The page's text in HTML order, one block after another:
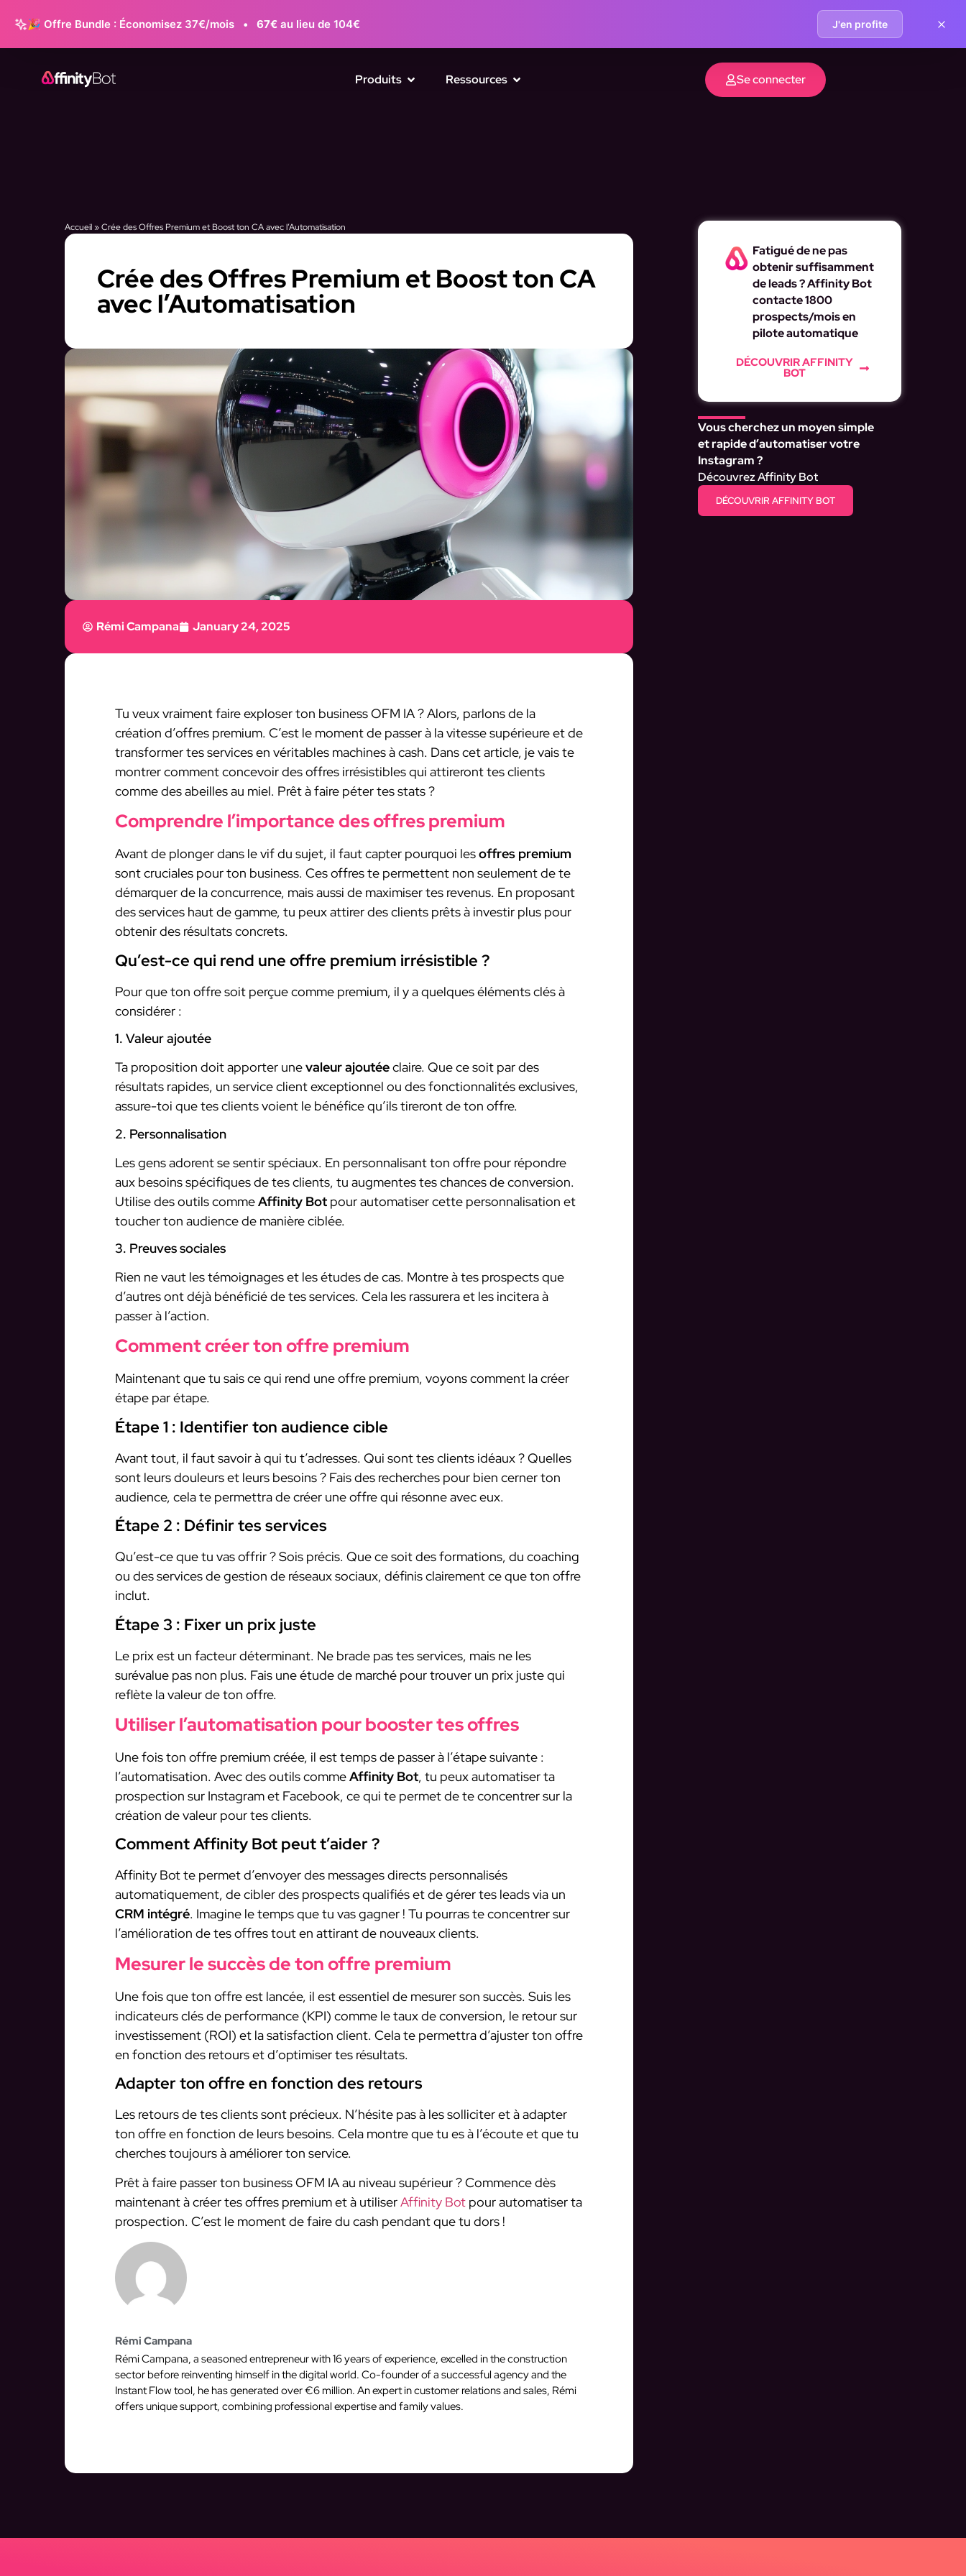
Produits Ressources Se connecter
🎉 Offre Bundle : Économisez 37€/mois • 67€ au lieu de 104€ J'en profite
Accueil»Crée des Offres Premium et Boost ton CA avec l’Automatisation
Crée des Offres Premium et Boost ton CA
avec l’Automatisation
Rémi Campana January 24, 2025
Tu veux vraiment faire exploser ton business OFM IA ? Alors, parlons de la
création d’offres premium. C’est le moment de passer à la vitesse supérieure et de
transformer tes services en véritables machines à cash. Dans cet article, je vais te
montrer comment concevoir des offres irrésistibles qui attireront tes clients
comme des abeilles au miel. Prêt à faire péter tes stats ?
Comprendre l’importance des offres premium
Avant de plonger dans le vif du sujet, il faut capter pourquoi lesoffres premium
sont cruciales pour ton business. Ces offres te permettent non seulement de te
démarquer de la concurrence, mais aussi de maximiser tes revenus. En proposant
des services haut de gamme, tu peux attirer des clients prêts à investir plus pour
obtenir des résultats concrets.
Qu’est-ce qui rend une offre premium irrésistible ?
Pour que ton offre soit perçue comme premium, il y a quelques éléments clés à
considérer :
1. Valeur ajoutée
Ta proposition doit apporter unevaleur ajoutéeclaire. Que ce soit par des
résultats rapides, un service client exceptionnel ou des fonctionnalités exclusives,
assure-toi que tes clients voient le bénéfice qu’ils tireront de ton offre.
2. Personnalisation
Les gens adorent se sentir spéciaux. En personnalisant ton offre pour répondre
aux besoins spécifiques de tes clients, tu augmentes tes chances de conversion.
Utilise des outils commeAffinity Bot pour automatiser cette personnalisation et
toucher ton audience de manière ciblée.
3. Preuves sociales
Rien ne vaut les témoignages et les études de cas. Montre à tes prospects que
d’autres ont déjà bénéficié de tes services. Cela les rassurera et les incitera à
passer à l’action.
Comment créer ton offre premium
Maintenant que tu sais ce qui rend une offre premium, voyons comment la créer
étape par étape.
Étape 1 : Identifier ton audience cible
Avant tout, il faut savoir à qui tu t’adresses. Qui sont tes clients idéaux ? Quelles
sont leurs douleurs et leurs besoins ? Fais des recherches pour bien cerner ton
audience, cela te permettra de créer une offre qui résonne avec eux.
Étape 2 : Définir tes services
Qu’est-ce que tu vas offrir ? Sois précis. Que ce soit des formations, du coaching
ou des services de gestion de réseaux sociaux, définis clairement ce que ton offre
inclut.
Étape 3 : Fixer un prix juste
Le prix est un facteur déterminant. Ne brade pas tes services, mais ne les
surévalue pas non plus. Fais une étude de marché pour trouver un prix juste qui
reflète la valeur de ton offre.
Utiliser l’automatisation pour booster tes offres
Une fois ton offre premium créée, il est temps de passer à l’étape suivante :
l’automatisation. Avec des outils commeAffinity Bot, tu peux automatiser ta
prospection sur Instagram et Facebook, ce qui te permet de te concentrer sur la
création de valeur pour tes clients.
Comment Affinity Bot peut t’aider ?
Affinity Bot te permet d’envoyer des messages directs personnalisés
automatiquement, de cibler des prospects qualifiés et de gérer tes leads via un
CRM intégré. Imagine le temps que tu vas gagner ! Tu pourras te concentrer sur
l’amélioration de tes offres tout en attirant de nouveaux clients.
Mesurer le succès de ton offre premium
Une fois que ton offre est lancée, il est essentiel de mesurer son succès. Suis les
indicateurs clés de performance (KPI) comme le taux de conversion, le retour sur
investissement (ROI) et la satisfaction client. Cela te permettra d’ajuster ton offre
en fonction des retours et d’optimiser tes résultats.
Adapter ton offre en fonction des retours
Les retours de tes clients sont précieux. N’hésite pas à les solliciter et à adapter
ton offre en fonction de leurs besoins. Cela montre que tu es à l’écoute et que tu
cherches toujours à améliorer ton service.
Prêt à faire passer ton business OFM IA au niveau supérieur ? Commence dès
maintenant à créer tes offres premium et à utiliserAffinity Bot pour automatiser ta
prospection. C’est le moment de faire du cash pendant que tu dors !
Rémi Campana
Rémi Campana, a seasoned entrepreneur with 16 years of experience, excelled in the construction
sector before reinventing himself in the digital world. Co-founder of a successful agency and the
Instant Flow tool, he has generated over €6 million. An expert in customer relations and sales, Rémi
offers unique support, combining professional expertise and family values.
Fatigué de ne pas
obtenir suffisamment
de leads ? Affinity Bot
contacte 1800
prospects/mois en
pilote automatique
DÉCOUVRIR AFFINITY
BOT
Vous cherchez un moyen simple
et rapide d’automatiser votre
Instagram ?
Découvrez Affinity Bot
DÉCOUVRIR AFFINITY BOT